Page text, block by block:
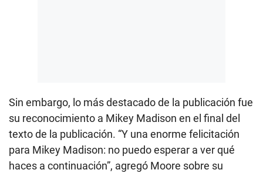
Sin embargo, lo más destacado de la publicación fue
su reconocimiento a Mikey Madison en el final del
texto de la publicación. “Y una enorme felicitación
para Mikey Madison: no puedo esperar a ver qué
haces a continuación”, agregó Moore sobre su